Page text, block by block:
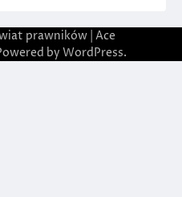
prawników| Ace
by WordPress.